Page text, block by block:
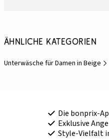
Ähnliche Kategorien
Unterwäsche für Damen in Beige
Die bonprix-
Exklusive
Style-Vielfalt